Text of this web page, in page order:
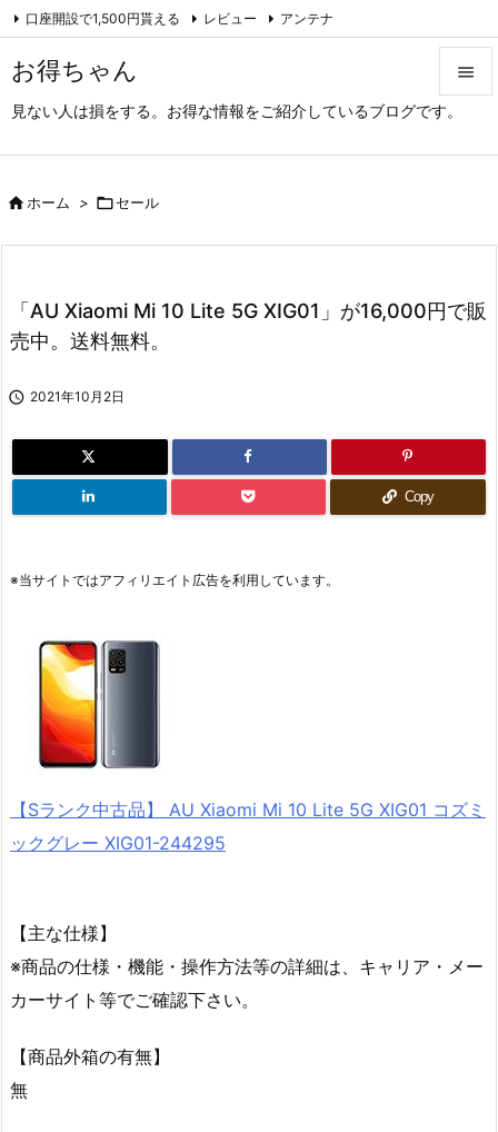
お得ちゃん
見ない人は損をする。お得な情報をご紹介しているブログです。

次へ
口座開設で1,500円貰える レビュー アンテナ
アーカイブ（旧サイト）
ホーム > セール
「AU Xiaomi Mi 10 Lite 5G XIG01」が16,000円で販
売中。送料無料。
 2021年10月2日
Copy
※当サイトではアフィリエイト広告を利用しています。
【Sランク中古品】 AU Xiaomi Mi 10 Lite 5G XIG01 コズミ
ックグレー XIG01-244295
【主な仕様】
※商品の仕様・機能・操作方法等の詳細は、キャリア・メー
カーサイト等でご確認下さい。
【商品外箱の有無】
無